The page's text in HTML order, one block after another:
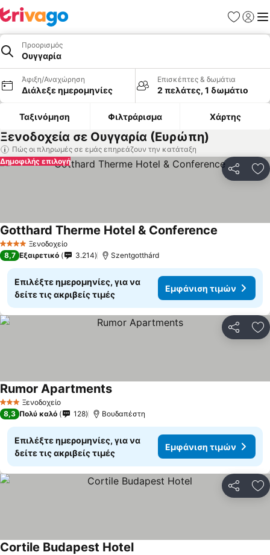
Προορισμός
Ουγγαρία
Άφιξη/Αναχώρηση
Διάλεξε ημερομηνίες
Επισκέπτες & δωμάτια
2 πελάτες, 1 δωμάτιο
Ταξινόμηση Φιλτράρισμα Χάρτης
Ξενοδοχεία σε Ουγγαρία (Ευρώπη)
Πώς οι πληρωμές σε εμάς επηρεάζουν την κατάταξη
Δημοφιλής επιλογή
4 ΑστέριαΞενοδοχείο
Gotthard Therme Hotel & Conference
8,7 Εξαιρετικό 3.214 Szentgotthárd
Επιλέξτε ημερομηνίες, για να
δείτε τις ακριβείς τιμές
Εμφάνιση τιμών
3 ΑστέριαΞενοδοχείο
Rumor Apartments
8,3 Πολύ καλό 128 Βουδαπέστη
Επιλέξτε ημερομηνίες, για να
δείτε τις ακριβείς τιμές
Εμφάνιση τιμών
Cortile Budapest Hotel